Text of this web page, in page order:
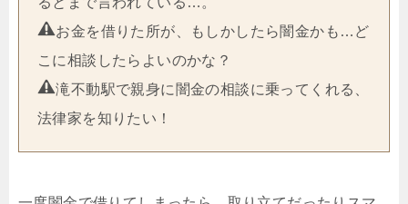
お金を借りた所が、もしかしたら闇金かも…ど
こに相談したらよいのかな？
滝不動駅で親身に闇金の相談に乗ってくれる、
法律家を知りたい！